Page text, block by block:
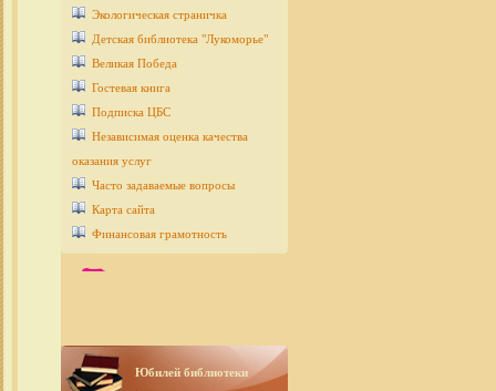
Экологическая страничка
Детcкая библиотека "Лукоморье"
Великая Победа
Гостевая книга
Подписка ЦБС
Независимая оценка качества
оказания услуг
Часто задаваемые вопросы
Карта сайта
Финансовая грамотность
Юбилей библиотеки